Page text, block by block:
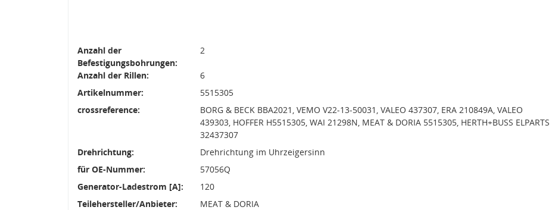
Anzahl der
Befestigungsbohrungen:
2
Anzahl der Rillen:
6
Artikelnummer:
5515305
crossreference:
BORG & BECK BBA2021, VEMO V22-13-50031, VALEO 437307, ERA 210849A, VALEO
439303, HOFFER H5515305, WAI 21298N, MEAT & DORIA 5515305, HERTH+BUSS ELPARTS
32437307
Drehrichtung:
Drehrichtung im Uhrzeigersinn
für OE-Nummer:
57056Q
Generator-Ladestrom [A]:
120
Teilehersteller/Anbieter:
MEAT & DORIA